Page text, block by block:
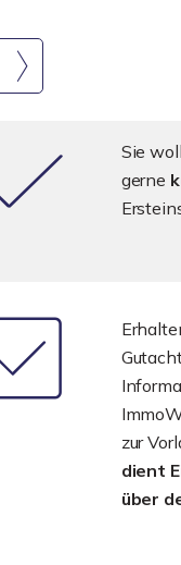
Sie
gerne
zur
dient
über